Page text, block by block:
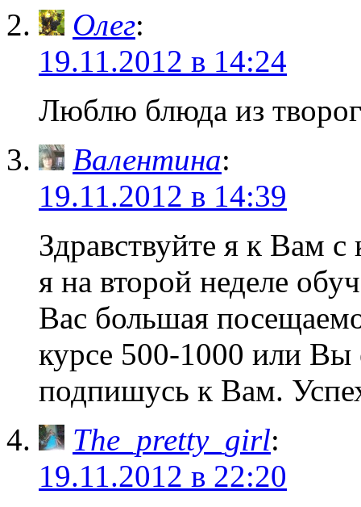
Олег:
19.11.2012 в 14:24
Люблю блюда из
Валентина:
19.11.2012 в 14:39
Здравствуйте я к Вам с
я на второй неделе
Вас большая
курсе 500-1000 или
подпишусь к Вам.
The_pretty_girl:
19.11.2012 в 22:20